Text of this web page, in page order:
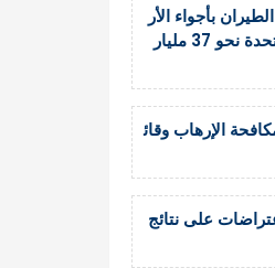
بأجواء الأر
دن والحرب تكلف الولايات المتحدة نحو 37 مليار
الإرهاب وقائ
على نتائج